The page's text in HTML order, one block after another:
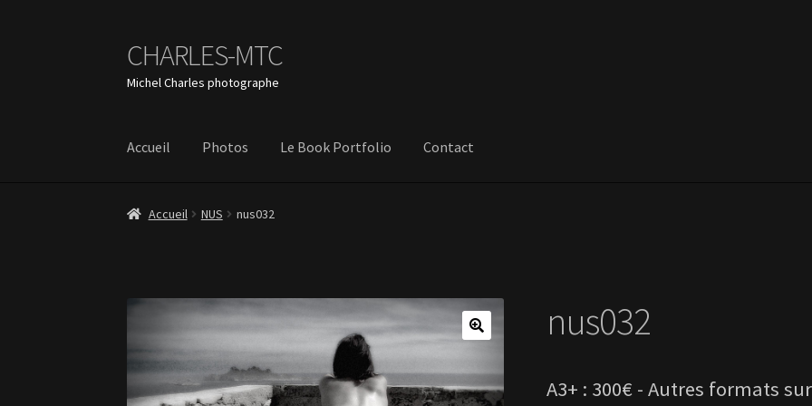
Aller
à
la
Aller
au
contenu
CHARLES-MTC
Michel Charles photographe
Accueil Photos Le Book Portfolio Contact
Accueil NUS nus032